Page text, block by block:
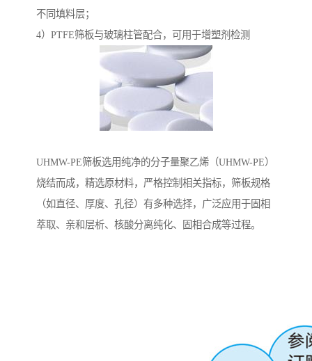
不同填料层；
4）PTFE筛板与玻璃柱管配合，可用于增塑剂检测
UHMW-PE筛板选用纯净的分子量聚乙烯（UHMW-PE）
烧结而成，精选原材料，严格控制相关指标，筛板规格
（如直径、厚度、孔径）有多种选择，广泛应用于固相
萃取、亲和层析、核酸分离纯化、固相合成等过程。